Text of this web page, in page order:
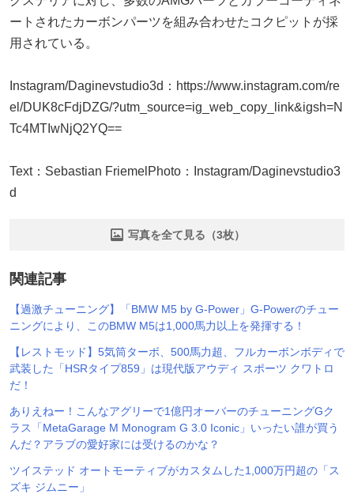
ートされたカーボンパーツを組み合わせたコクピットが採
用されている。
Instagram/Daginevstudio3d：https://www.instagram.com/re
el/DUK8cFdjDZG/?utm_source=ig_web_copy_link&igsh=N
Tc4MTIwNjQ2YQ==
Text：Sebastian FriemelPhoto：Instagram/Daginevstudio3
d
写真を全て見る（3枚）
関連記事
【過激チューニング】「BMW M5 by G-Power」G-Powerのチュー
ニングにより、このBMW M5は1,000馬力以上を発揮する！
【レストモッド】5気筒ターボ、500馬力超、フルカーボンボディで
武装した「HSRタイプ859」は現代版アウディ スポーツ クワトロ
だ！
ありえねー！こんなアグリーで1億円オーバーのチューニングGク
ラス「MetaGarage M Monogram G 3.0 Iconic」いったい誰が買う
んだ？アラブの愛好家には受けるのかな？
ツイステッド オートモーティブがカスタムした1,000万円超の「ス
ズキ ジムニー」